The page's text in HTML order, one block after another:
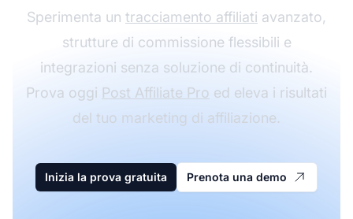
Sperimenta un tracciamento affiliati avanzato,
strutture di commissione flessibili e
integrazioni senza soluzione di continuità.
Prova oggi Post Affiliate Pro ed eleva i risultati
del tuo marketing di affiliazione.
Inizia la prova gratuita Prenota una demo